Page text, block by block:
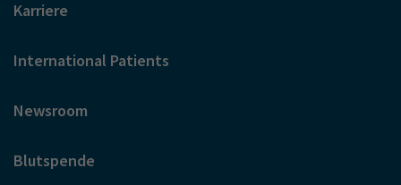
Karriere
International Patients
Newsroom
Blutspende